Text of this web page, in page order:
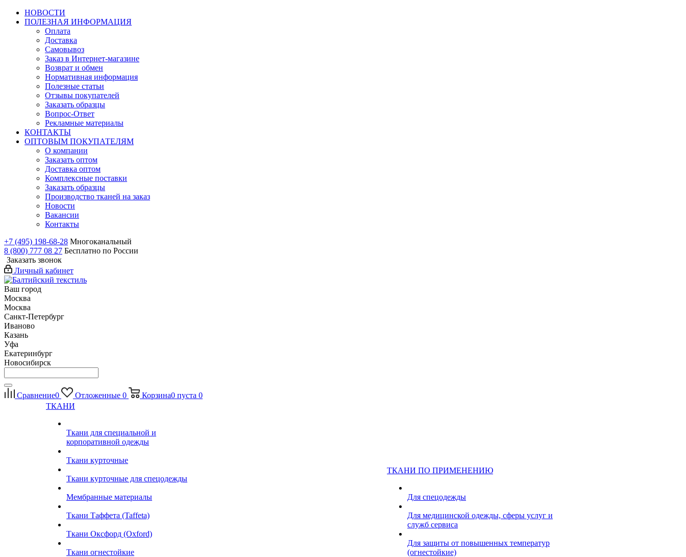
НОВОСТИ
ПОЛЕЗНАЯ ИНФОРМАЦИЯ
Оплата
Доставка
Самовывоз
Заказ в Интернет-магазине
Возврат и обмен
Нормативная информация
Полезные статьи
Отзывы покупателей
Заказать образцы
Вопрос-Ответ
Рекламные материалы
КОНТАКТЫ
ОПТОВЫМ ПОКУПАТЕЛЯМ
О компании
Заказать оптом
Доставка оптом
Комплексные поставки
Заказать образцы
Производство тканей на заказ
Новости
Вакансии
Контакты
+7 (495) 198-68-28 Многоканальный
8 (800) 777 08 27 Бесплатно по России
Заказать звонок
Личный кабинет
Ваш город
Москва
Москва
Санкт-Петербург
Иваново
Казань
Уфа
Екатеринбург
Новосибирск
Сравнение0 Отложенные 0 Корзина0 пуста 0
ТКАНИ
Ткани для специальной и
корпоративной одежды
Ткани курточные
Ткани курточные для спецодежды
Мембранные материалы
Ткани Таффета (Taffeta)
Ткани Оксфорд (Oxford)
Ткани огнестойкие
ТКАНИ ПО ПРИМЕНЕНИЮ
Для спецодежды
Для медицинской одежды, сферы услуг и
служб сервиса
Для защиты от повышенных температур
(огнестойкие)